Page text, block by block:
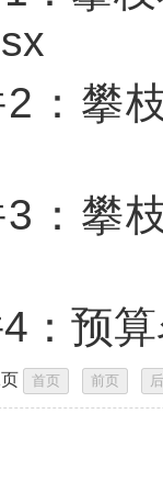
： 攀
： 攀
： 预